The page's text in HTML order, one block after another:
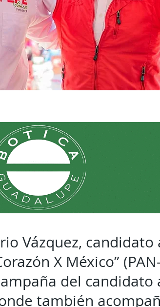
Vázquez, candidato
X México”
del candidato
también